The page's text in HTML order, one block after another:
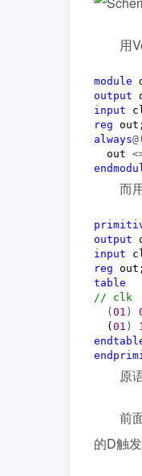
用
module
output
input
reg
always@(
  out
而用
output
input
reg
table
// clk
  (
01 )
  (
01 )
原语
前面
的D触